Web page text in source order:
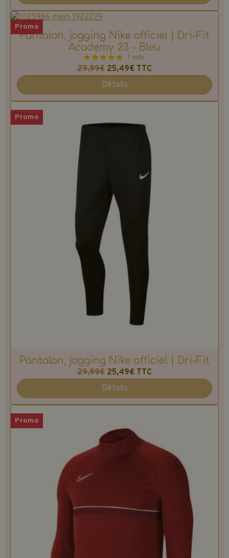
Promo
Pantalon, jogging Nike officiel | Dri-Fit
Academy 23 - Bleu
1 vote.
29,99€ 25,49€ TTC
Détails
Promo
Pantalon, jogging Nike officiel | Dri-Fit
29,99€ 25,49€ TTC
Détails
Promo